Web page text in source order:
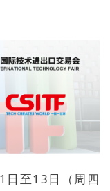
日 至13日（周四